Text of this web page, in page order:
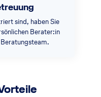
sind, haben Sie
Berater:in